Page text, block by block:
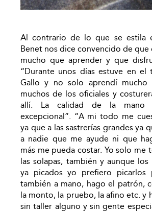
Al contrario de lo que se estila
Benet nos dice convencido de
mucho que aprender y que
“Durante unos días estuve en el
Gallo y no solo aprendí
muchos de los oficiales y
allí. La calidad de la mano
excepcional”. “A mi todo me
ya que a las sastrerías grandes ya
a nadie que me ayude ni que
más me pueda costar. Yo solo me
las solapas, también y aunque
ya picados yo prefiero picarlos
también a mano, hago el patrón,
la monto, la pruebo, la afino etc. y
sin taller alguno y sin gente